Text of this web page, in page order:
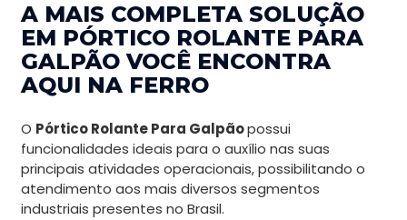
A MAIS COMPLETA SOLUÇÃO
EM PÓRTICO ROLANTE PARA
GALPÃO VOCÊ ENCONTRA
AQUI NA FERRO
O Pórtico Rolante Para Galpãopossui
funcionalidades ideais para o auxílio nas suas
principais atividades operacionais, possibilitando o
atendimento aos mais diversos segmentos
industriais presentes no Brasil.